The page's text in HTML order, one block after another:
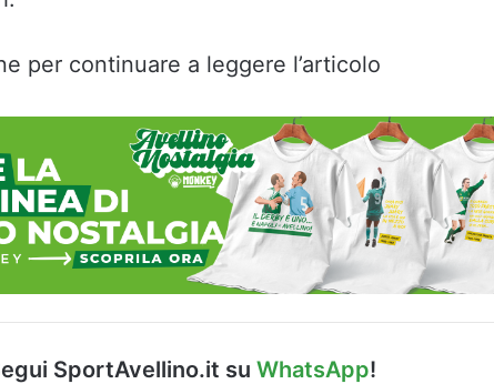
per continuare a leggere l’articolo
SportAvellino.it su WhatsApp!